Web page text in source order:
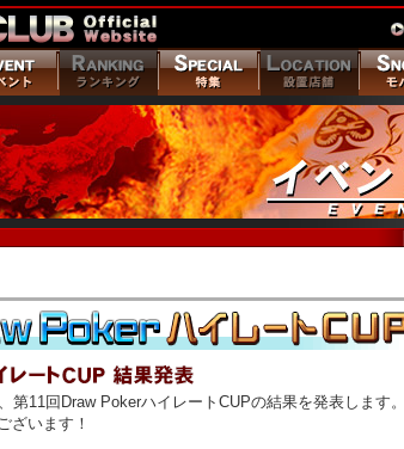
第11回Draw PokerハイレートCUPの結果を発表します。
ざいます！